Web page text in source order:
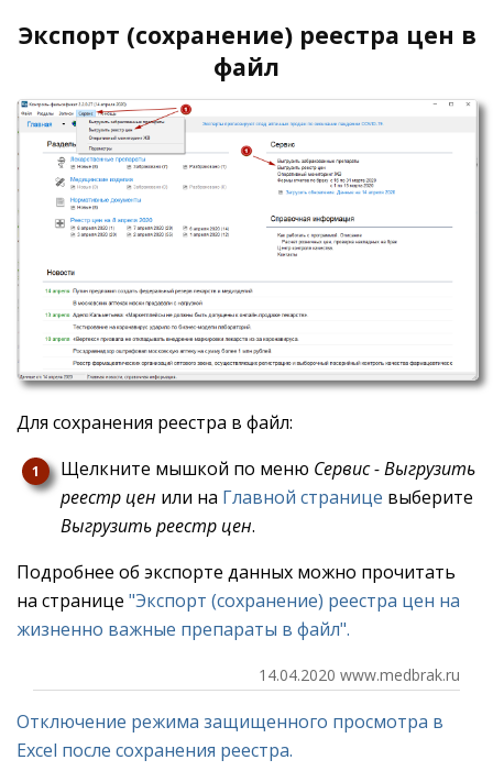
Экспорт (сохранение) реестра цен в
файл
Для сохранения реестра в файл:
Щелкните мышкой по меню Сервис - Выгрузить
реестр цен или на Главной странице выберите
Выгрузить реестр цен.
Подробнее об экспорте данных можно прочитать
на странице "Экспорт (сохранение) реестра цен на
жизненно важные препараты в файл".
14.04.2020 www.medbrak.ru
Отключение режима защищенного просмотра в
Excel после сохранения реестра.